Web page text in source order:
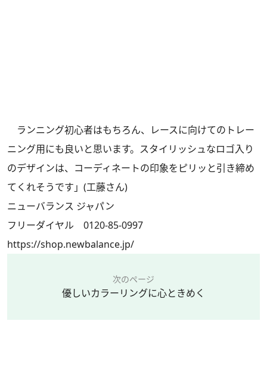
ランニング初心者はもちろん、レースに向けてのトレー
ニング用にも良いと思います。スタイリッシュなロゴ入り
のデザインは、コーディネートの印象をピリッと引き締め
てくれそうです」(工藤さん)
ニューバランス ジャパン
フリーダイヤル 0120-85-0997
https://shop.newbalance.jp/
次のページ
優しいカラーリングに心ときめく